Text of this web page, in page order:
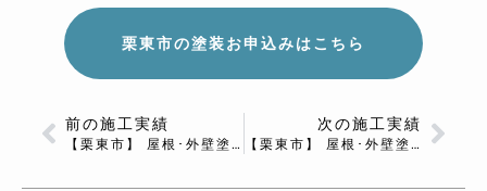
栗東市の塗装お申込みはこちら
前の施工実績
【栗東市】 屋根･外壁塗装 Ｓ様邸
次の施工実績
【栗東市】 屋根･外壁塗装 M様邸